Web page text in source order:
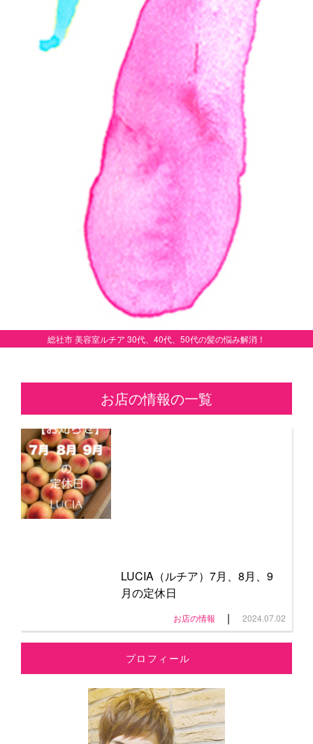
総社市 美容室ルチア 30代、40代、50代の髪の悩み解消！
お店の情報の一覧
LUCIA（ルチア）7月、8月、9
月の定休日
お店の情報 | 2024.07.02
プロフィール